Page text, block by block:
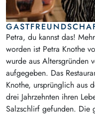
Petra, du kannst das!
worden ist Petra Knothe
wurde aus Altersgründen
aufgegeben. Das
Knothe, ursprünglich aus
drei Jahrzehnten ihren
Salzschlirf gefunden. Die